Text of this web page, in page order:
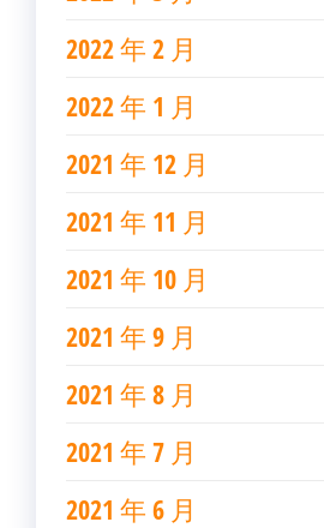
2022 年 2 月
2022 年 1 月
2021 年 12 月
2021 年 11 月
2021 年 10 月
2021 年 9 月
2021 年 8 月
2021 年 7 月
2021 年 6 月